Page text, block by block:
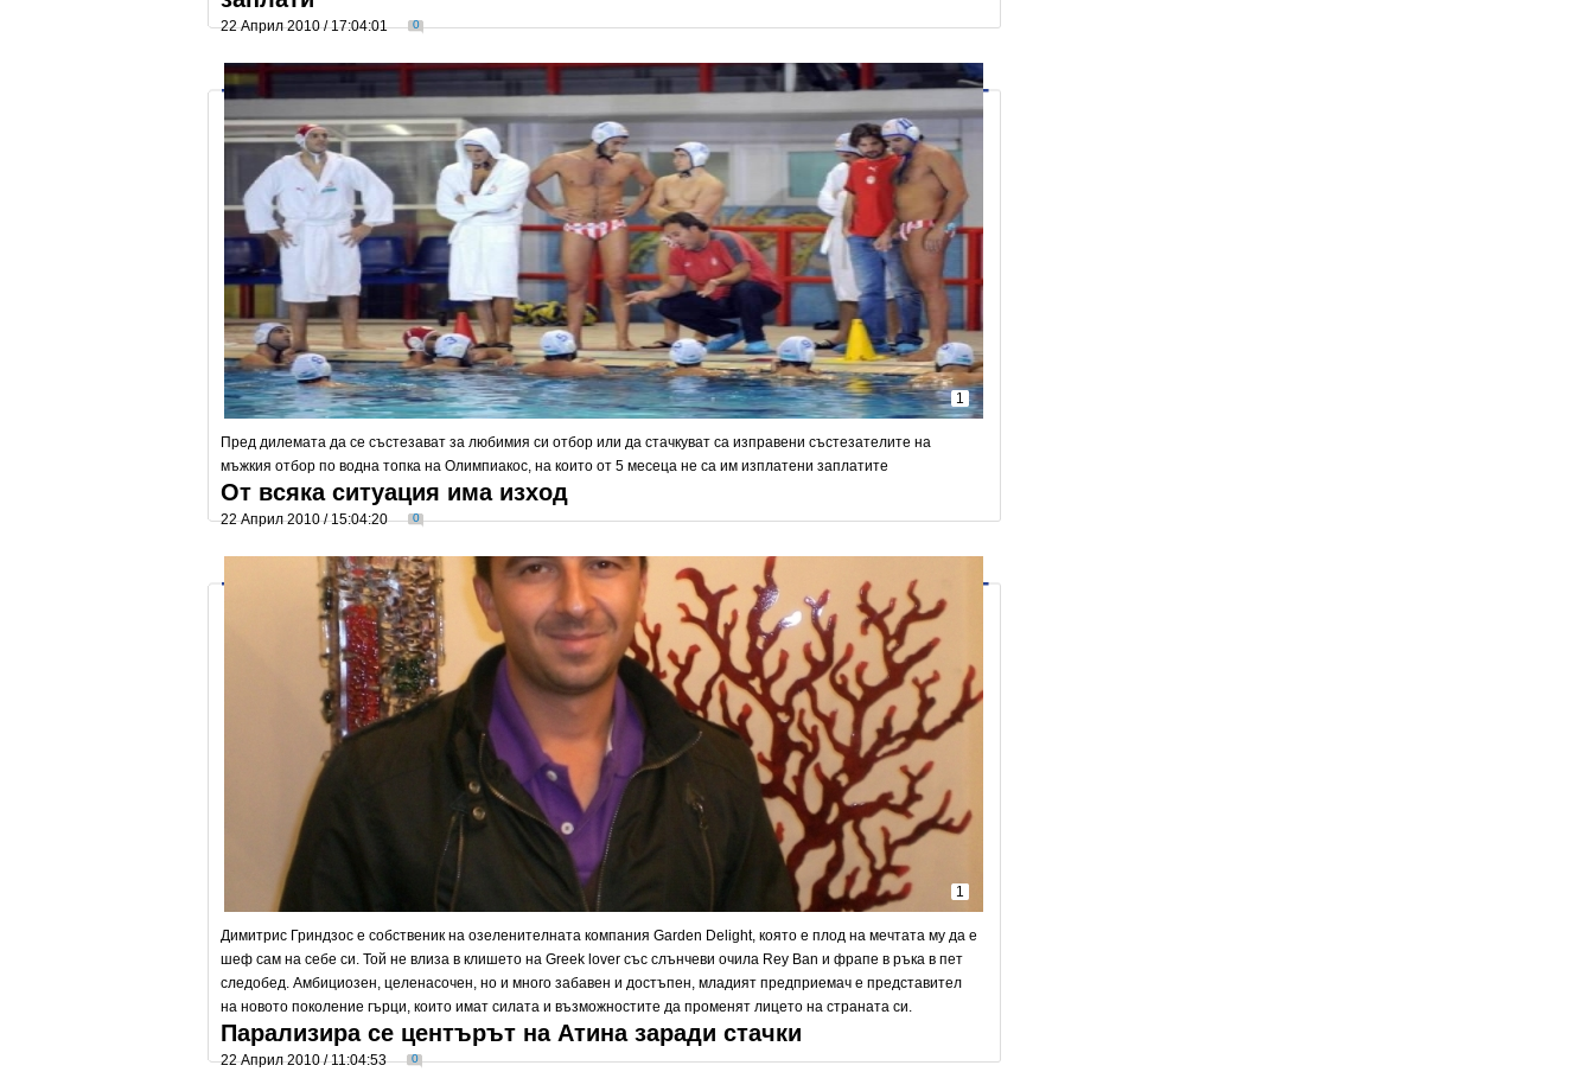
22 Април 2010 / 17:04:01 0
1
Пред дилемата да се състезават за любимия си отбор или да стачкуват са изправени състезателите на
мъжкия отбор по водна топка на Олимпиакос, на които от 5 месеца не са им изплатени заплатите
От всяка ситуация има изход
22 Април 2010 / 15:04:20 0
1
Димитрис Гриндзос е собственик на озеленителната компания Garden Delight, която е плод на мечтата му да е
шеф сам на себе си. Той не влиза в клишето на Greek lover със слънчеви очила Rey Ban и фрапе в ръка в пет
следобед. Амбициозен, целенасочен, но и много забавен и достъпен, младият предприемач е представител
на новото поколение гърци, които имат силата и възможностите да променят лицето на страната си.
Парализира се центърът на Атина заради стачки
22 Април 2010 / 11:04:53 0